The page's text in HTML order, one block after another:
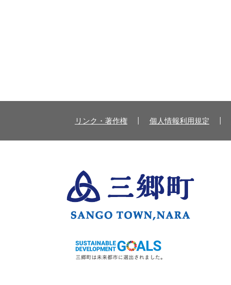
リンク・著作権 個人情報利用規定